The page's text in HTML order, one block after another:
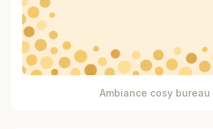
Ambiance cosy bureau